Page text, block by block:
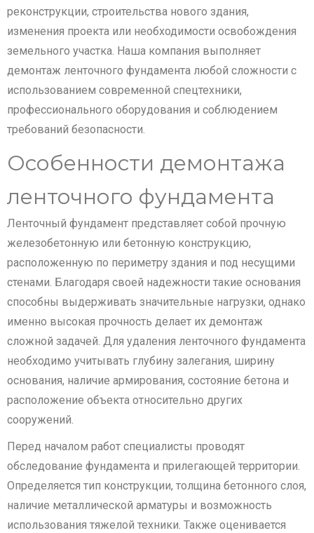
реконструкции, строительства нового здания,
изменения проекта или необходимости освобождения
земельного участка. Наша компания выполняет
демонтаж ленточного фундамента любой сложности с
использованием современной спецтехники,
профессионального оборудования и соблюдением
требований безопасности.
Особенности демонтажа
ленточного фундамента
Ленточный фундамент представляет собой прочную
железобетонную или бетонную конструкцию,
расположенную по периметру здания и под несущими
стенами. Благодаря своей надежности такие основания
способны выдерживать значительные нагрузки, однако
именно высокая прочность делает их демонтаж
сложной задачей. Для удаления ленточного фундамента
необходимо учитывать глубину залегания, ширину
основания, наличие армирования, состояние бетона и
расположение объекта относительно других
сооружений.
Перед началом работ специалисты проводят
обследование фундамента и прилегающей территории.
Определяется тип конструкции, толщина бетонного слоя,
наличие металлической арматуры и возможность
использования тяжелой техники. Также оценивается